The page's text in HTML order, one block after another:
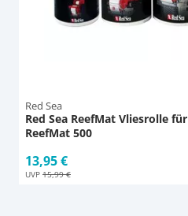
Red Sea
Red Sea ReefMat Vliesrolle für
ReefMat 500
13,95 €
UVP 15,99 €